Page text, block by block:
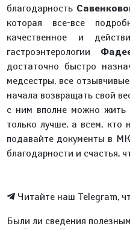
благодарность
которая все-все
качественное и
гастроэнтерологии
достаточно быстро
медсестры, все
начала возвращать свой
с ним вполне можно жить
только лучше, а всем, кто
подавайте документы в
благодарности и счастья,
Читайте наш Telegram,
Были ли сведения